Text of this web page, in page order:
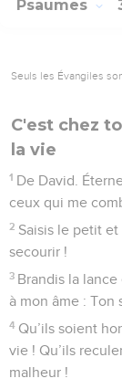
Psaumes
Seuls les Évangiles
C'est chez
la vie
1 De David.
ceux qui me
2 Saisis le petit
secourir !
3 Brandis la
à mon âme : Ton
4 Qu’ils soient
vie ! Qu’ils
malheur !